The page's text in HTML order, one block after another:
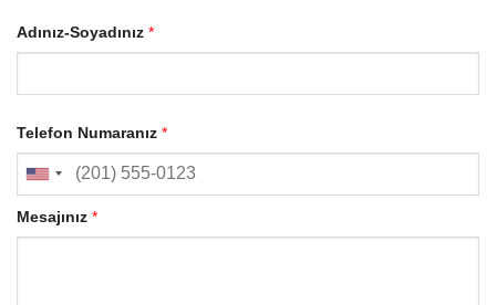
Adınız-Soyadınız *
Telefon Numaranız *
Mesajınız *